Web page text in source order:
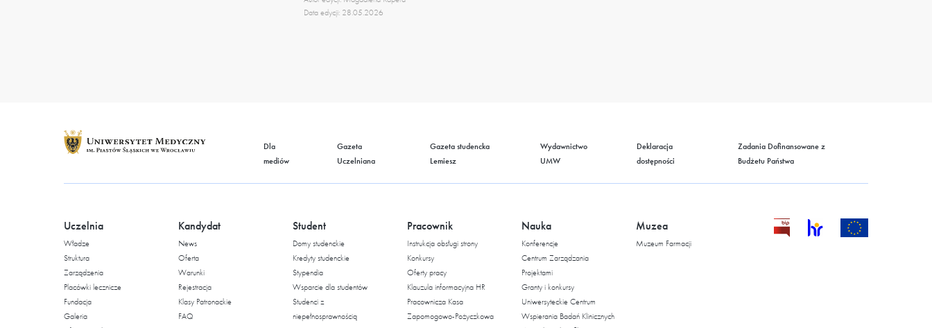
Data edycji: 28.05.2026
Dla
mediów
Gazeta
Uczelniana
Gazeta studencka
Lemiesz
Wydawnictwo
UMW
Deklaracja
dostępności
Zadania Dofinansowane z
Budżetu Państwa
Uczelnia
Władze
Struktura
Zarządzenia
Placówki lecznicze
Fundacja
Galeria
Kandydat
News
Oferta
Warunki
Rejestracja
Klasy Patronackie
FAQ
Student
Domy studenckie
Kredyty studenckie
Stypendia
Wsparcie dla studentów
Studenci z
niepełnosprawnością
Pracownik
Instrukcja obsługi strony
Konkursy
Oferty pracy
Klauzula informacyjna HR
Pracownicza Kasa
Zapomogowo-Pożyczkowa
Nauka
Konferencje
Centrum Zarządzania
Projektami
Granty i konkursy
Uniwersyteckie Centrum
Wspierania Badań Klinicznych
Muzea
Muzeum Farmacji